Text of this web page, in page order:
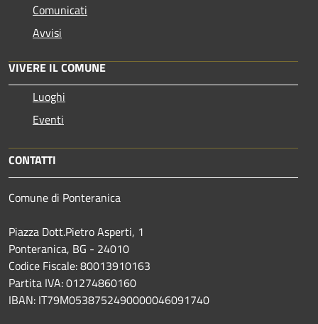
Comunicati
Avvisi
VIVERE IL COMUNE
Luoghi
Eventi
CONTATTI
Comune di Ponteranica
Piazza Dott.Pietro Asperti, 1
Ponteranica, BG - 24010
Codice Fiscale: 80013910163
Partita IVA: 01274860160
IBAN: IT79M0538752490000046091740